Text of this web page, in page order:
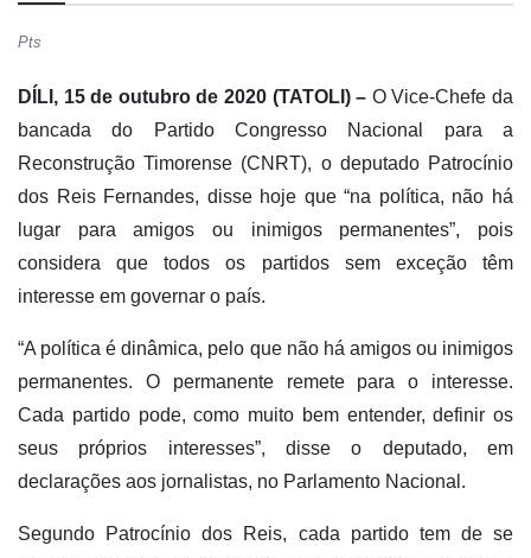
Pts
DÍLI, 15 de outubro de 2020 (TATOLI) – O Vice-Chefe da
bancada do Partido Congresso Nacional para a
Reconstrução Timorense (CNRT), o deputado Patrocínio
dos Reis Fernandes, disse hoje que “na política, não há
lugar para amigos ou inimigos permanentes”, pois
considera que todos os partidos sem exceção têm
interesse em governar o país.
“A política é dinâmica, pelo que não há amigos ou inimigos
permanentes. O permanente remete para o interesse.
Cada partido pode, como muito bem entender, definir os
seus próprios interesses”, disse o deputado, em
declarações aos jornalistas, no Parlamento Nacional.
Segundo Patrocínio dos Reis, cada partido tem de se